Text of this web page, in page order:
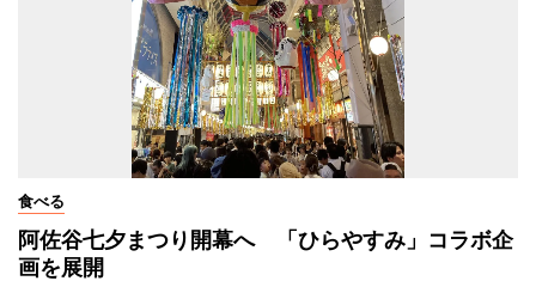
食べる
阿佐谷七夕まつり開幕へ 「ひらやすみ」コラボ企
画を展開